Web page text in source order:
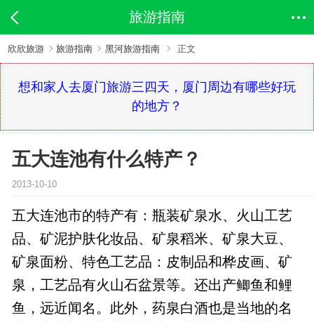
旅游指南
欣欣旅游 旅游指南 黑河旅游指南 正文
想和家人去厦门旅游三四天，厦门周边有哪些好玩
的地方？
五大连池有什么特产？
2013-10-10
五大连池市的特产有：瓶装矿泉水、火山工艺
品、矿泥护肤化妆品、矿泉稻米、矿泉大豆、
矿泉面粉、特色工艺品：皮制品和桦皮画、矿
泉，工艺品有火山石盆景等。还出产鲫鱼和鲤
鱼，远近闻名。此外，药泉白酒也是当地的名